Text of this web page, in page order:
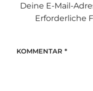
Deine E-Mail-
Erforderliche
KOMMENTAR *